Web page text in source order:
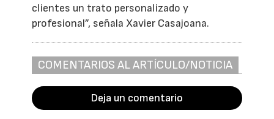
clientes un trato personalizado y
profesional”, señala Xavier Casajoana.
COMENTARIOS AL ARTÍCULO/NOTICIA
Deja un comentario